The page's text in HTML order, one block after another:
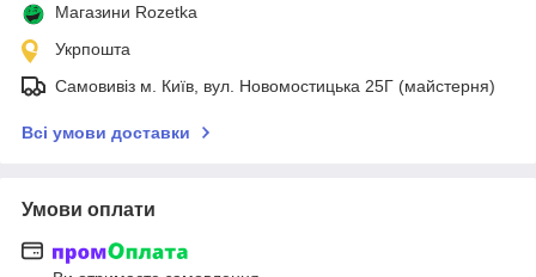
Магазини Rozetka
Укрпошта
Самовивіз м. Київ, вул. Новомостицька 25Г (майстерня)
Всі умови доставки
Умови оплати